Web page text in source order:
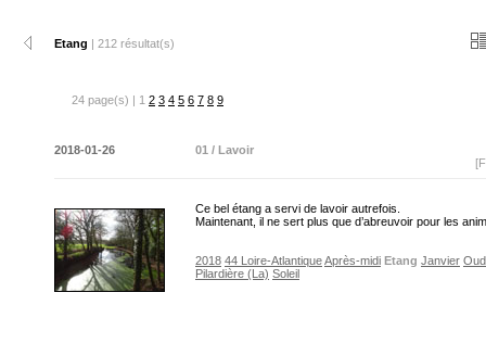
Etang | 212 résultat(s)
24 page(s) | 1 2 3 4 5 6 7 8 9
2018-01-26
01 / Lavoir
Ce bel étang a servi de lavoir autrefois.
Maintenant, il ne sert plus que d’abreuvoir pour les
2018 44 Loire-AtlantiqueAprès-midi Etang Janvier
Pilardière (La) Soleil